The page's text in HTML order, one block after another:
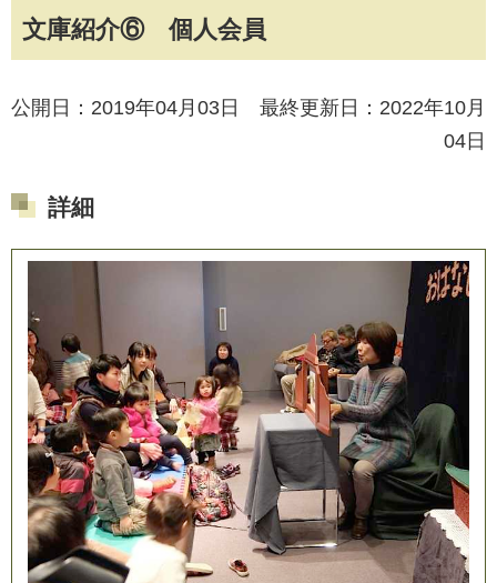
文庫紹介⑥ 個人会員
公開日：2019年04月03日 最終更新日：2022年10月
04日
詳細